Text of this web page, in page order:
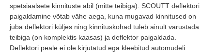
spetsiaalsete kinnituste abil (mitte teibiga). SCOUTT deflektori
paigaldamine võtab vähe aega, kuna mugavad kinnitused on
juba deflektori küljes ning kinnituskohad tuleb ainult varustada
teibiga (on komplektis kaasas) ja deflektor paigaldada.
Deflektori peale ei ole kirjutatud ega kleebitud automudeli